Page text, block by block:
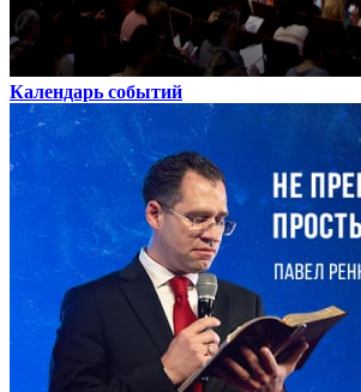
Календарь событий